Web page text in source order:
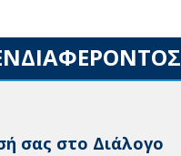
σας στο Διάλογο